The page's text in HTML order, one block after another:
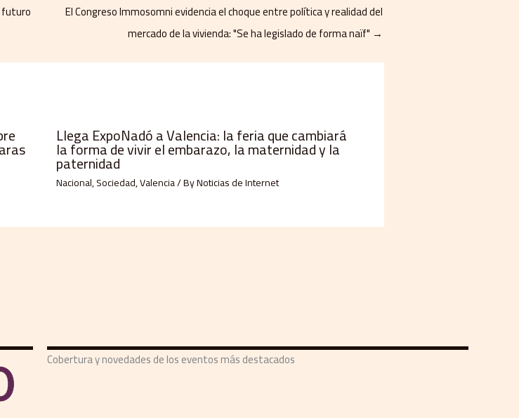
futuro
El Congreso Immosomni evidencia el choque entre política y realidad del
mercado de la vivienda: "Se ha legislado de forma naïf" →
Llega ExpoNadó a Valencia: la feria que cambiará
la forma de vivir el embarazo, la maternidad y la
paternidad
Nacional,Sociedad,Valencia/ ByNoticias de Internet
Cobertura y novedades de los eventos más destacados